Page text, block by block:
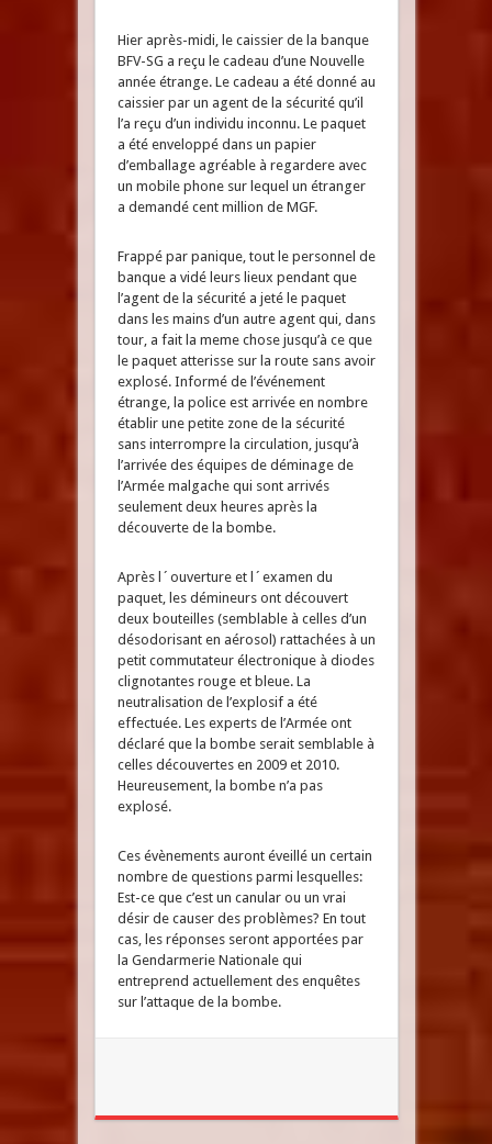
Hier après-midi, le caissier de la banque
BFV-SG a reçu le cadeau d’une Nouvelle
année étrange. Le cadeau a été donné au
caissier par un agent de la sécurité qu’il
l’a reçu d’un individu inconnu. Le paquet
a été enveloppé dans un papier
d’emballage agréable à regardere avec
un mobile phone sur lequel un étranger
a demandé cent million de MGF.
Frappé par panique, tout le personnel de
banque a vidé leurs lieux pendant que
l’agent de la sécurité a jeté le paquet
dans les mains d’un autre agent qui, dans
tour, a fait la meme chose jusqu’à ce que
le paquet atterisse sur la route sans avoir
explosé. Informé de l’événement
étrange, la police est arrivée en nombre
établir une petite zone de la sécurité
sans interrompre la circulation, jusqu’à
l’arrivée des équipes de déminage de
l’Armée malgache qui sont arrivés
seulement deux heures après la
découverte de la bombe.
Après l´ouverture et l´examen du
paquet, les démineurs ont découvert
deux bouteilles (semblable à celles d’un
désodorisant en aérosol) rattachées à un
petit commutateur électronique à diodes
clignotantes rouge et bleue. La
neutralisation de l’explosif a été
effectuée. Les experts de l’Armée ont
déclaré que la bombe serait semblable à
celles découvertes en 2009 et 2010.
Heureusement, la bombe n’a pas
explosé.
Ces évènements auront éveillé un certain
nombre de questions parmi lesquelles:
Est-ce que c’est un canular ou un vrai
désir de causer des problèmes? En tout
cas, les réponses seront apportées par
la Gendarmerie Nationale qui
entreprend actuellement des enquêtes
sur l’attaque de la bombe.